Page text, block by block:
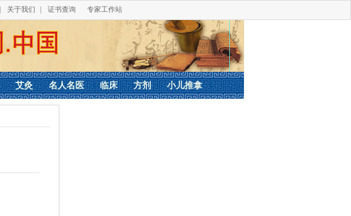
关于我们 证书查询 专家工作站
艾灸 名人名医 临床 方剂 小儿推拿